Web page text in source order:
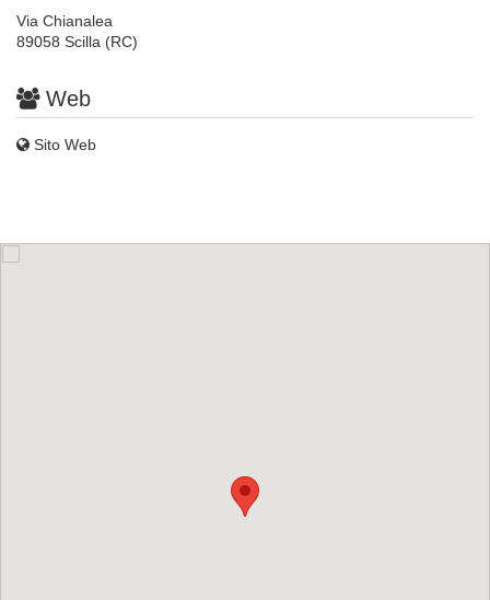
Via Chianalea
89058 Scilla (RC)
Web
Sito Web